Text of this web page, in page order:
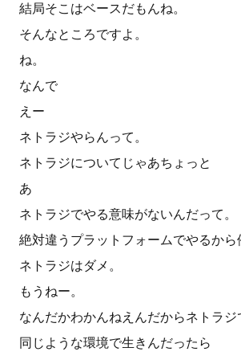
結局そこはベースだもんね。
そんなところですよ。
ね。
なんで
えー
ネトラジやらんって。
ネトラジについてじゃあちょっと
あ
ネトラジでやる意味がないんだって。
絶対違うプラットフォームでやるから
ネトラジはダメ。
もうねー。
なんだかわかんねえんだからネトラジ
同じような環境で生きんだったら